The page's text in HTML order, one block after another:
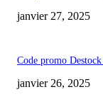
janvier 27, 2025
Code promo
janvier 26, 2025